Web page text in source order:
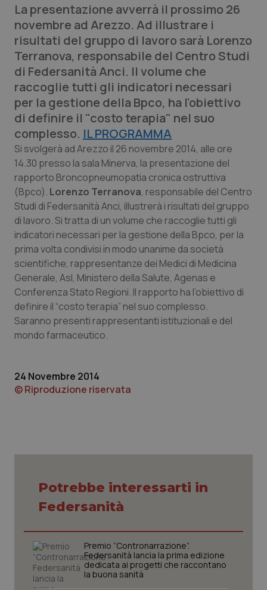
Lettere al direttore
Edizioni Regionali
QS Pro
Professionisti Sanitari.AI
Abruzzo
Basilicata
Calabria
Campania
Emilia-Romagna
Friuli Venezia Giulia
Lazio
Lombardia
Molise
Piemonte
Provincia Autonoma di Trento
Puglia
QS Pro Gold
Artrite & artrosi
Asma & BPCO
Car-T
Colesterolo & coronaropatie
Dermatite Atopica
Diabete & glucometri
Dolore
Epatiti
HIV
Ipertensione & Scompenso
Malattie rare
QS Club Newsletter
La presentazione avverrà il prossimo 26
novembre ad Arezzo. Ad illustrare i
risultati del gruppo di lavoro sarà Lorenzo
Terranova, responsabile del Centro Studi
di Federsanità Anci. Il volume che
raccoglie tutti gli indicatori necessari
per la gestione della Bpco, ha l'obiettivo
di definire il "costo terapia" nel suo
complesso. IL PROGRAMMA
Si svolgerà ad Arezzo il 26 novembre 2014, alle ore
14.30 presso la sala Minerva, la presentazione del
rapporto Broncopneumopatia cronica ostruttiva
(Bpco). Lorenzo Terranova, responsabile del Centro
Studi di Federsanità Anci, illustrerà i risultati del gruppo
di lavoro. Si tratta di un volume che raccoglie tutti gli
indicatori necessari per la gestione della Bpco, per la
prima volta condivisi in modo unanime da società
scientifiche, rappresentanze dei Medici di Medicina
Generale, Asl, Ministero della Salute, Agenas e
Conferenza Stato Regioni. Il rapporto ha l’obiettivo di
definire il “costo terapia” nel suo complesso.
Saranno presenti rappresentanti istituzionali e del
mondo farmaceutico.
24 Novembre 2014
© Riproduzione riservata
Potrebbe interessarti in
Federsanità
Premio “Contronarrazione”.
Federsanità lancia la prima edizione
dedicata ai progetti che raccontano
la buona sanità